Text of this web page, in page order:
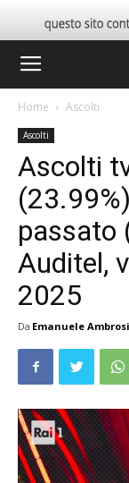
Home Ascolti
Ascolti
Ascolti
passato
Auditel,
2025
Da Emanuele